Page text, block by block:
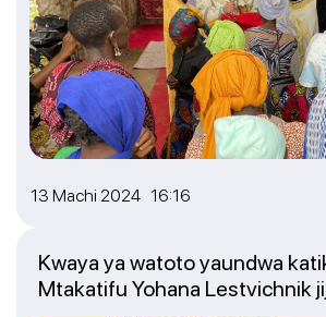
13 Machi 2024 16:16
Kwaya ya watoto yaundwa
Mtakatifu Yohana Lestvichnik